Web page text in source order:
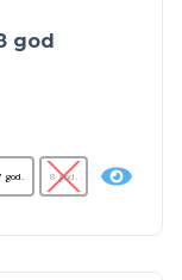
god
god. 8 god.